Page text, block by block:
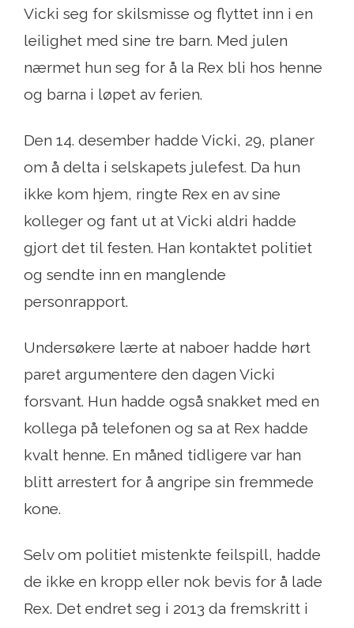
Vicki seg for skilsmisse og flyttet inn i en
leilighet med sine tre barn. Med julen
nærmet hun seg for å la Rex bli hos henne
og barna i løpet av ferien.
Den 14. desember hadde Vicki, 29, planer
om å delta i selskapets julefest. Da hun
ikke kom hjem, ringte Rex en av sine
kolleger og fant ut at Vicki aldri hadde
gjort det til festen. Han kontaktet politiet
og sendte inn en manglende
personrapport.
Undersøkere lærte at naboer hadde hørt
paret argumentere den dagen Vicki
forsvant. Hun hadde også snakket med en
kollega på telefonen og sa at Rex hadde
kvalt henne. En måned tidligere var han
blitt arrestert for å angripe sin fremmede
kone.
Selv om politiet mistenkte feilspill, hadde
de ikke en kropp eller nok bevis for å lade
Rex. Det endret seg i 2013 da fremskritt i